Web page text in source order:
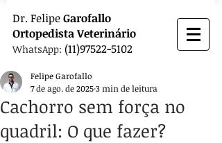
Dr. FelipeGarofallo
OrtopedistaVeterinário
WhatsApp: (11)97522-5102
Cachorro sem força no
quadril: O que fazer?
Felipe Garofallo
7 de ago. de 20253 min de leitura